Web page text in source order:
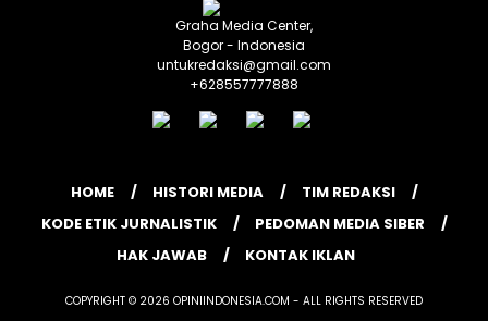
Graha Media Center,
Bogor - Indonesia
untukredaksi@gmail.com
+628557777888
HOME HISTORI MEDIA
TIM REDAKSI
KODE ETIK JURNALISTIK
PEDOMAN MEDIA SIBER
HAK JAWAB
KONTAK IKLAN
COPYRIGHT © 2026 OPINIINDONESIA.COM - ALL RIGHTS RESERVED